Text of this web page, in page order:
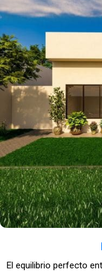
El equilibrio perfecto